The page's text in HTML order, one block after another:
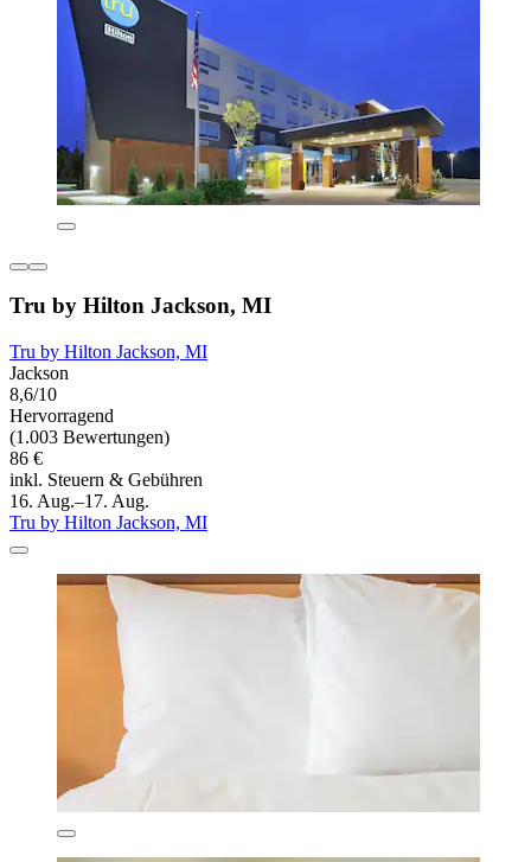
Tru by Hilton Jackson, MI
Tru by Hilton Jackson, MI
Jackson
8,6/10
Hervorragend
(1.003 Bewertungen)
86 €
inkl. Steuern & Gebühren
16. Aug.–17. Aug.
Tru by Hilton Jackson, MI